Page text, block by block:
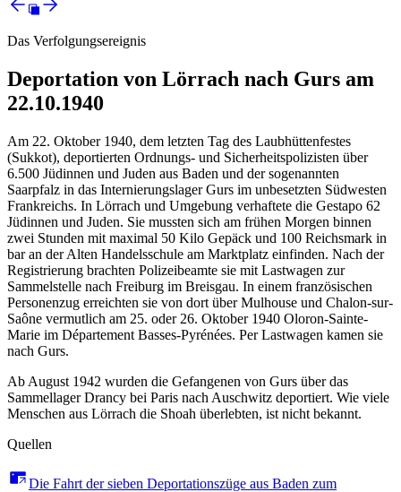
Das Verfolgungsereignis
Deportation von Lörrach nach Gurs am
22.10.1940
Am 22. Oktober 1940, dem letzten Tag des Laubhüttenfestes
(Sukkot), deportierten Ordnungs- und Sicherheitspolizisten über
6.500 Jüdinnen und Juden aus Baden und der sogenannten
Saarpfalz in das Internierungslager Gurs im unbesetzten Südwesten
Frankreichs. In Lörrach und Umgebung verhaftete die Gestapo 62
Jüdinnen und Juden. Sie mussten sich am frühen Morgen binnen
zwei Stunden mit maximal 50 Kilo Gepäck und 100 Reichsmark in
bar an der Alten Handelsschule am Marktplatz einfinden. Nach der
Registrierung brachten Polizeibeamte sie mit Lastwagen zur
Sammelstelle nach Freiburg im Breisgau. In einem französischen
Personenzug erreichten sie von dort über Mulhouse und Chalon-sur-
Saône vermutlich am 25. oder 26. Oktober 1940 Oloron-Sainte-
Marie im Département Basses-Pyrénées. Per Lastwagen kamen sie
nach Gurs.
Ab August 1942 wurden die Gefangenen von Gurs über das
Sammellager Drancy bei Paris nach Auschwitz deportiert. Wie viele
Menschen aus Lörrach die Shoah überlebten, ist nicht bekannt.
Quellen
Die Fahrt der sieben Deportationszüge aus Baden zum